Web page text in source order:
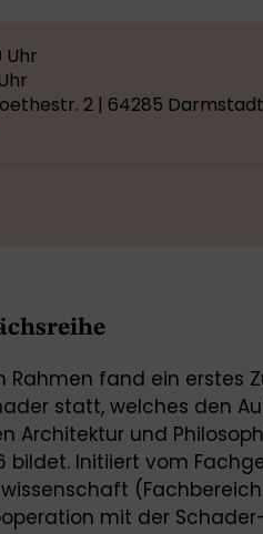
Uhr
2 | 64285 Darmstadt
Rahmen fand ein erstes
statt, welches den
Architektur und
bildet. Initiiert vom
(Fachbereich
mit der